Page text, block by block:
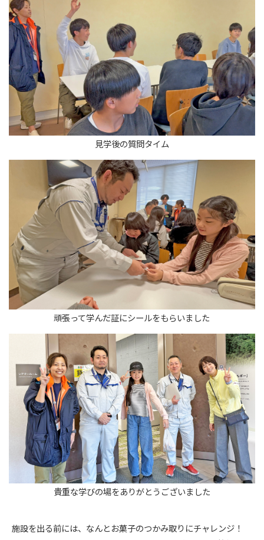
見学後の質問タイム
頑張って学んだ証にシールをもらいました
貴重な学びの場をありがとうございました
施設を出る前には、なんとお菓子のつかみ取りにチャレンジ！